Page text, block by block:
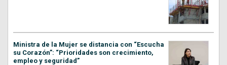
Ministra de la Mujer se distancia con “Escucha
su Corazón”: “Prioridades son crecimiento,
empleo y seguridad”